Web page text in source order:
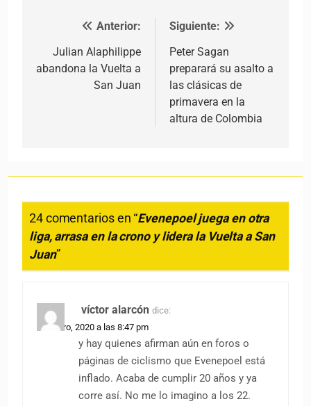
Navegación de entradas
Anterior:
Julian Alaphilippe
abandona la Vuelta a
San Juan
Siguiente:
Peter Sagan
preparará su asalto a
las clásicas de
primavera en la
altura de Colombia
24 comentarios en “Evenepoel juega en otra
liga, arrasa en la crono y lidera la Vuelta a San
Juan”
víctor alarcón dice:
28 enero, 2020 a las 8:47 pm
y hay quienes afirman aún en foros o
páginas de ciclismo que Evenepoel está
inflado. Acaba de cumplir 20 años y ya
corre así. No me lo imagino a los 22.